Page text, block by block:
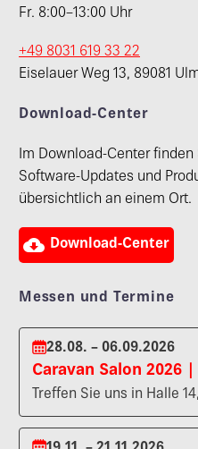
Fr. 8:00–13:00 Uhr
+49 8031 619 33 22
Eiselauer Weg 13, 89081
Download-Center
Im Download-Center
Software-Updates und
übersichtlich an einem Ort.
 Download-Center
Messen und Termine
28.08. – 06.09.2026
Caravan Salon 2026
Treffen Sie uns in Halle